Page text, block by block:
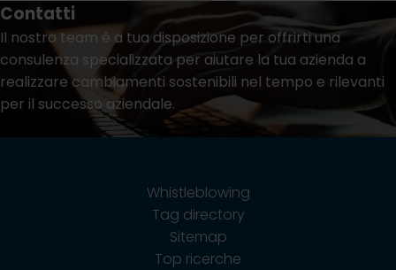
Contatti
Il nostro team è a tua disposizione per offrirti una
consulenza specializzata per aiutare la tua azienda a
realizzare cambiamenti sostenibili nel tempo e rilevanti
per il successo aziendale.
Whistleblowing
Tag directory
Sitemap
Top ricerche